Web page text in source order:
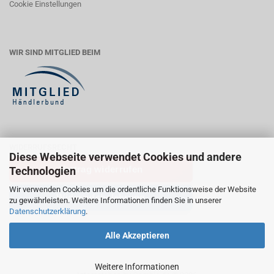
Diese Webseite verwendet Cookies und andere
Technologien
Wir verwenden Cookies um die ordentliche Funktionsweise der Website
zu gewährleisten. Weitere Informationen finden Sie in unserer
Datenschutzerklärung.
Alle Akzeptieren
Weitere Informationen
Cookie Einstellungen
WIR SIND MITGLIED BEIM
Vertrag widerrufen
Widerrufsbelehrung